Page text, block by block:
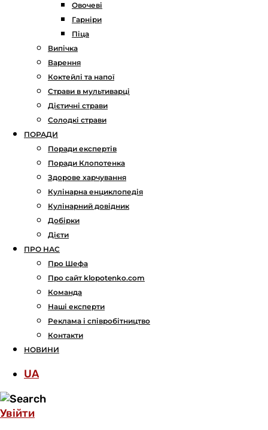
Овочеві
Гарніри
Піца
Випічка
Варення
Коктейлі та напої
Страви в мультиварці
Дієтичні страви
Солодкі страви
ПОРАДИ
Поради експертів
Поради Клопотенка
Здорове харчування
Кулінарна енциклопедія
Кулінарний довідник
Добірки
Дієти
ПРО НАС
Про Шефа
Про сайт klopotenko.com
Команда
Наші експерти
Реклама і співробітництво
Контакти
НОВИНИ
UA
Увійти